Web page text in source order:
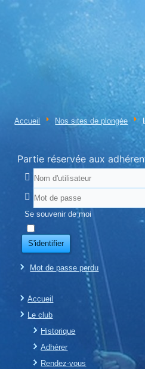
Accueil Nos sites de plongée
Partie réservée aux
Se souvenir de moi
S'identifier
Mot de passe perdu
Accueil
Le club
Historique
Adhérer
Rendez-vous